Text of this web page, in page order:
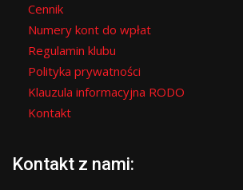
Cennik
Numery kont do wpłat
Regulamin klubu
Polityka prywatności
Klauzula informacyjna RODO
Kontakt
Kontakt z nami: